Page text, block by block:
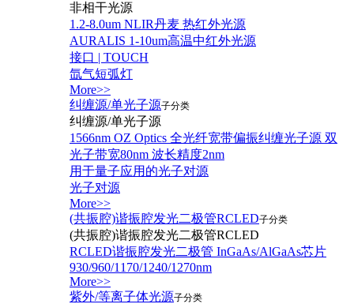
非相干光源
1.2-8.0um NLIR丹麦 热红外光源
AURALIS 1-10um高温中红外光源
接口 | TOUCH
氙气短弧灯
More>>
纠缠源/单光子源子分类
纠缠源/单光子源
1566nm OZ Optics 全光纤宽带偏振纠缠光子源 双
光子带宽80nm 波长精度2nm
用于量子应用的光子对源
光子对源
More>>
(共振腔)谐振腔发光二极管RCLED子分类
(共振腔)谐振腔发光二极管RCLED
RCLED谐振腔发光二极管 InGaAs/AlGaAs芯片
930/960/1170/1240/1270nm
More>>
紫外/等离子体光源子分类